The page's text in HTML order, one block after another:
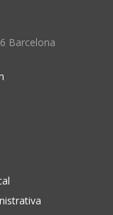
Barcelona